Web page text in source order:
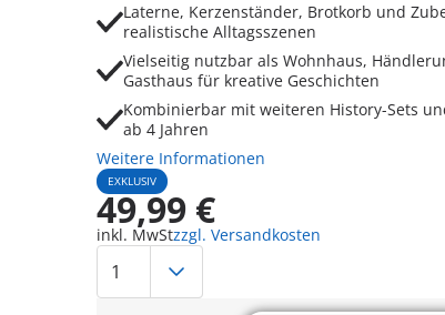
Laterne, Kerzenständer, Brotkorb und
realistische Alltagsszenen
Vielseitig nutzbar als Wohnhaus,
Gasthaus für kreative Geschichten
Kombinierbar mit weiteren History-Sets
ab 4 Jahren
Weitere Informationen
EXKLUSIV
49,99 €
inkl. MwStzzgl. Versandkosten